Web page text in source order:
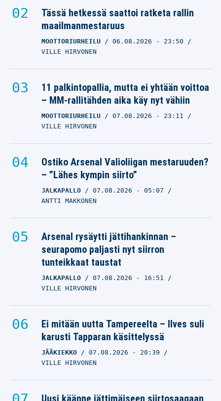
Tässä hetkessä saattoi ratketa rallin
maailmanmestaruus
MOOTTORIURHEILU 06.08.2026 - 23:50
VILLE HIRVONEN
11 palkintopallia, mutta ei yhtään voittoa
– MM-rallitähden aika käy nyt vähiin
MOOTTORIURHEILU 07.08.2026 - 23:11
VILLE HIRVONEN
Ostiko Arsenal Valioliigan mestaruuden?
– ”Lähes kympin siirto”
JALKAPALLO 07.08.2026 - 05:07
ANTTI MAKKONEN
Arsenal rysäytti jättihankinnan –
seurapomo paljasti nyt siirron
tunteikkaat taustat
JALKAPALLO 07.08.2026 - 16:51
VILLE HIRVONEN
Ei mitään uutta Tampereelta – Ilves suli
karusti Tapparan käsittelyssä
JÄÄKIEKKO 07.08.2026 - 20:39
VILLE HIRVONEN
Uusi käänne jättimäiseen siirtosaagaan